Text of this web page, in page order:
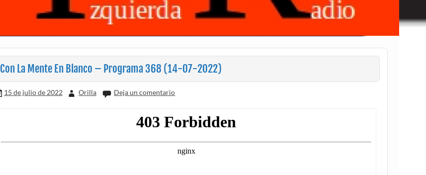
Con La Mente En Blanco – Programa 368 (14-07-2022)
15 de julio de 2022 Orilla Deja un comentario